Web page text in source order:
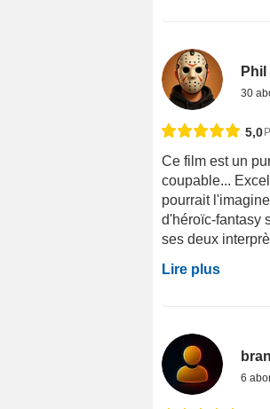
30
5,0
Ce film est un
coupable...
pourrait
d'héroïc-fantasy
ses deux
Lire plus
6